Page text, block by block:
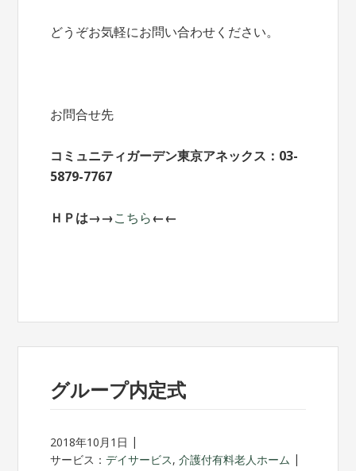
どうぞお気軽にお問い合わせください。
お問合せ先
コミュニティガーデン東京アネックス：03-
5879-7767
ＨＰは→→こちら←←
グループ内定式
2018年10月1日
サービス：デイサービス,介護付有料老人ホーム